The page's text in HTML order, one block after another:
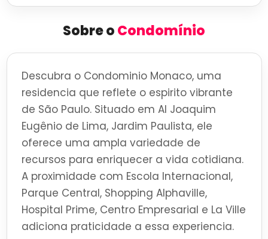
Sobre oCondomínio
Descubra o Condominio Monaco, uma
residencia que reflete o espirito vibrante
de São Paulo. Situado em Al Joaquim
Eugênio de Lima, Jardim Paulista, ele
oferece uma ampla variedade de
recursos para enriquecer a vida cotidiana.
A proximidade com Escola Internacional,
Parque Central, Shopping Alphaville,
Hospital Prime, Centro Empresarial e La Ville
adiciona praticidade a essa experiencia.